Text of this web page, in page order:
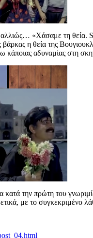
«Χάσαμε τη θεία.
η θεία της
κάποιας αδυναμίας στη
την πρώτη του
με το συγκεκριμένο